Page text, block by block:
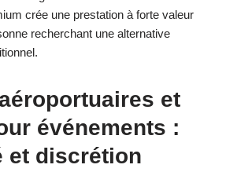
crée une prestation à forte valeur
recherchant une alternative
et
événements :
et discrétion